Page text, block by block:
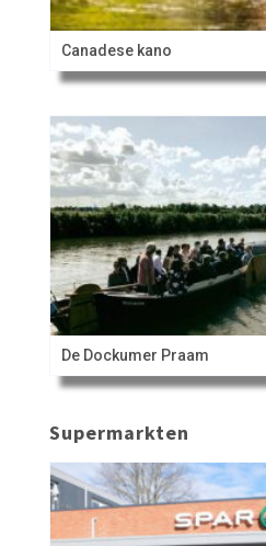
Canadese kano
De Dockumer Praam
Supermarkten